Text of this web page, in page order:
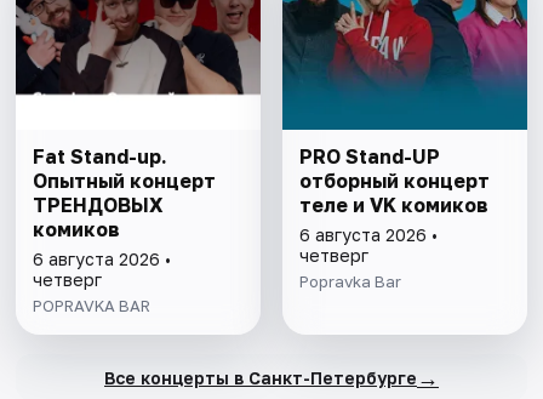
Fat Stand-up.
Опытный концерт
ТРЕНДОВЫХ
комиков
6 августа 2026 •
четверг
POPRAVKA BAR
PRO Stand-UP
отборный концерт
теле и VK комиков
6 августа 2026 •
четверг
Popravka Bar
Все концерты в Санкт-Петербурге →